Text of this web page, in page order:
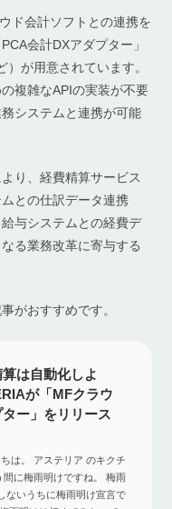
ド会計ソフトとの連携を
会計DXアダプター」
が用意されています。
複雑なAPIの実装が不要
システムと連携が可能
り、経費精算サービス
との仕訳データ連携
与システムとの経費デ
る業務改革に寄与する
がおすすめです。
は自動化しよ
が「MFクラウ
ター」をリリース
は。 アステリア のキクチ
間に梅雨明けですね。 梅雨
ないうちに梅雨明け宣言で